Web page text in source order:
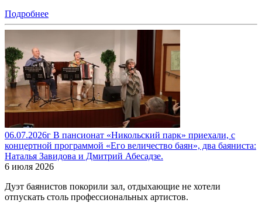
Подробнее
06.07.2026г В пансионат «Никольский парк» приехали, с
концертной программой «Его величество баян», два баяниста:
Наталья Завидова и Дмитрий Абесадзе.
6 июля 2026
Дуэт баянистов покорили зал, отдыхающие не хотели
отпускать столь профессиональных артистов.